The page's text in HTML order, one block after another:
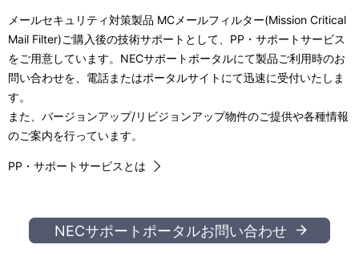
ま
す
。
ン
メールセキュリティ対策製品 MCメールフィルター(Mission Critical
Mail Filter)ご購入後の技術サポートとして、PP・サポートサービス
をご用意しています。NECサポートポータルにて製品ご利用時のお
問い合わせを、電話またはポータルサイトにて迅速に受付いたしま
す。
また、バージョンアップ/リビジョンアップ物件のご提供や各種情報
のご案内を行っています。
PP・サポートサービスとは
NECサポートポータルお問い合わせ